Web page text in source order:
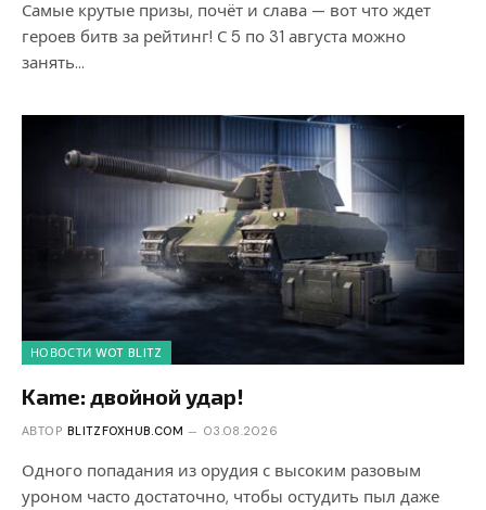
Самые крутые призы, почёт и слава — вот что ждет
героев битв за рейтинг! С 5 по 31 августа можно
занять…
НОВОСТИ WOT BLITZ
Kame: двойной удар!
АВТОР BLITZFOXHUB.COM 03.08.2026
Одного попадания из орудия с высоким разовым
уроном часто достаточно, чтобы остудить пыл даже